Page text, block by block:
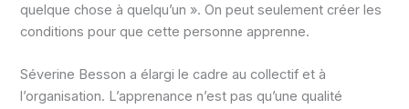
quelque chose à quelqu’un ». On peut seulement créer les
conditions pour que cette personne apprenne.
Séverine Besson a élargi le cadre au collectif et à
l’organisation. L’apprenance n’est pas qu’une qualité